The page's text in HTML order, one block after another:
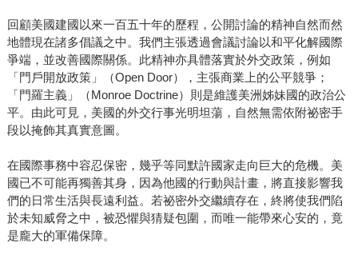
回顧美國建國以來一百五十年的歷程，公開討論的精神自然而然
地體現在諸多倡議之中。我們主張透過會議討論以和平化解國際
爭端，並改善國際關係。此精神亦具體落實於外交政策，例如
「門戶開放政策」（Open Door），主張商業上的公平競爭；
「門羅主義」（Monroe Doctrine）則是維護美洲姊妹國的政治公
平。由此可見，美國的外交行事光明坦蕩，自然無需依附祕密手
段以掩飾其真實意圖。
在國際事務中容忍保密，幾乎等同默許國家走向巨大的危機。美
國已不可能再獨善其身，因為他國的行動與計畫，將直接影響我
們的日常生活與長遠利益。若祕密外交繼續存在，終將使我們陷
於未知威脅之中，被恐懼與猜疑包圍，而唯一能帶來心安的，竟
是龐大的軍備保障。